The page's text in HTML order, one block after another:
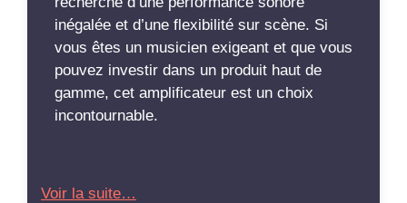
inégalée et d’une flexibilité sur scène. Si
vous êtes un musicien exigeant et que vous
pouvez investir dans un produit haut de
gamme, cet amplificateur est un choix
incontournable.
Voir la suite…